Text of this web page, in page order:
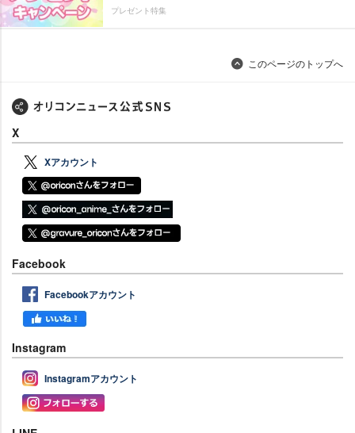
プレゼント特集
このページのトップへ
X
Xアカウント
Facebook
Facebookアカウント
Instagram
Instagramアカウント